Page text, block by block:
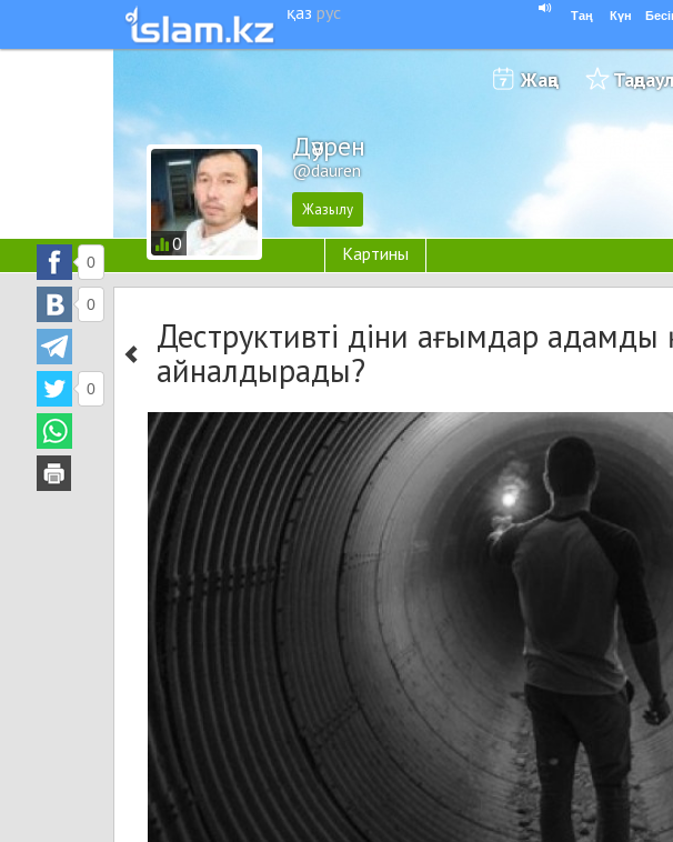
қаз рус Таң Күн
Жаңа
0
Дәурен
@dauren
Картины
Деструктивті діни ағымдар адамды
айналдырады?
0
0
0